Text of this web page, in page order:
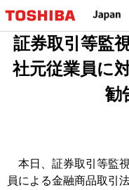
へ
ジ
ャ
証券取引等監
社元従業員に
勧
本日、証券取引等監
員による金融商品取引